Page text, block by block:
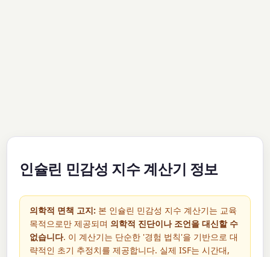
인슐린 민감성 지수 계산기 정보
의학적 면책 고지: 본 인슐린 민감성 지수 계산기는 교육
목적으로만 제공되며 의학적 진단이나 조언을 대신할 수
없습니다. 이 계산기는 단순한 '경험 법칙'을 기반으로 대
략적인 초기 추정치를 제공합니다. 실제 ISF는 시간대,